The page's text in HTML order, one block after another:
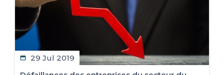
29 Jul 2019